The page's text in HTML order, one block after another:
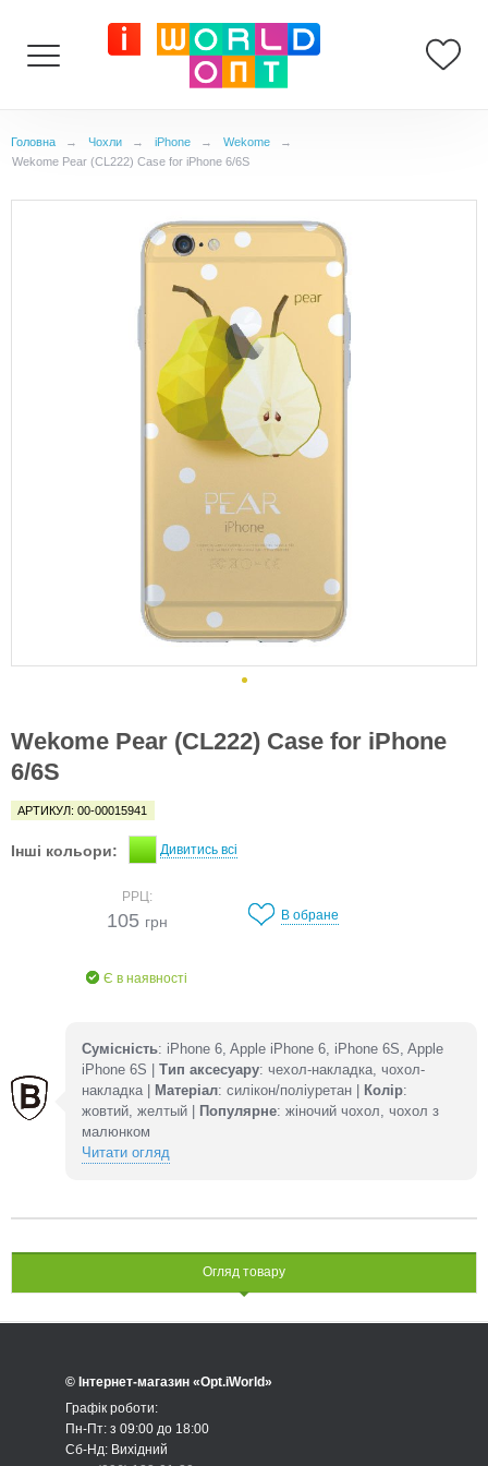
Головна → Чохли → iPhone → Wekome
→
Wekome Pear (CL222) Case for iPhone 6/6S
Wekome Pear (CL222) Case for iPhone
6/6S
АРТИКУЛ: 00-00015941
Інші кольори: Дивитись всі
РРЦ:
105 грн
Є в наявності
В обране
Сумісність: iPhone 6, Apple iPhone 6, iPhone 6S, Apple
iPhone 6S | Тип аксесуару: чехол-накладка, чохол-
накладка |
Матеріал: силікон/поліуретан | Колір:
жовтий, желтый |
Популярне: жіночий чохол, чохол з
малюнком
Читати огляд
Огляд товару
© Інтернет-магазин «Opt.iWorld»
Графік роботи:
Пн-Пт: з 09:00 до 18:00
Сб-Нд: Вихідний